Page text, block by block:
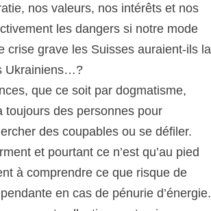
nos valeurs, nos intérêts et nos
les dangers si notre mode
crise grave les Suisses auraient-ils la
Ukrainiens…?
que ce soit par dogmatisme,
toujours des personnes pour
des coupables ou se défiler.
et pourtant ce n’est qu’au pied
à comprendre ce que risque de
en cas de pénurie d’énergie.